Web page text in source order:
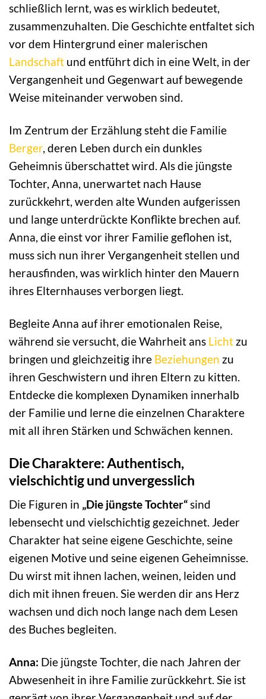
schließlich lernt, was es wirklich bedeutet,
zusammenzuhalten. Die Geschichte entfaltet sich
vor dem Hintergrund einer malerischen
Landschaft und entführt dich in eine Welt, in der
Vergangenheit und Gegenwart auf bewegende
Weise miteinander verwoben sind.
Im Zentrum der Erzählung steht die Familie
Berger, deren Leben durch ein dunkles
Geheimnis überschattet wird. Als die jüngste
Tochter, Anna, unerwartet nach Hause
zurückkehrt, werden alte Wunden aufgerissen
und lange unterdrückte Konflikte brechen auf.
Anna, die einst vor ihrer Familie geflohen ist,
muss sich nun ihrer Vergangenheit stellen und
herausfinden, was wirklich hinter den Mauern
ihres Elternhauses verborgen liegt.
Begleite Anna auf ihrer emotionalen Reise,
während sie versucht, die Wahrheit ans Licht zu
bringen und gleichzeitig ihre Beziehungen zu
ihren Geschwistern und ihren Eltern zu kitten.
Entdecke die komplexen Dynamiken innerhalb
der Familie und lerne die einzelnen Charaktere
mit all ihren Stärken und Schwächen kennen.
Die Charaktere: Authentisch,
vielschichtig und unvergesslich
Die Figuren in „Die jüngste Tochter“sind
lebensecht und vielschichtig gezeichnet. Jeder
Charakter hat seine eigene Geschichte, seine
eigenen Motive und seine eigenen Geheimnisse.
Du wirst mit ihnen lachen, weinen, leiden und
dich mit ihnen freuen. Sie werden dir ans Herz
wachsen und dich noch lange nach dem Lesen
des Buches begleiten.
Anna: Die jüngste Tochter, die nach Jahren der
Abwesenheit in ihre Familie zurückkehrt. Sie ist